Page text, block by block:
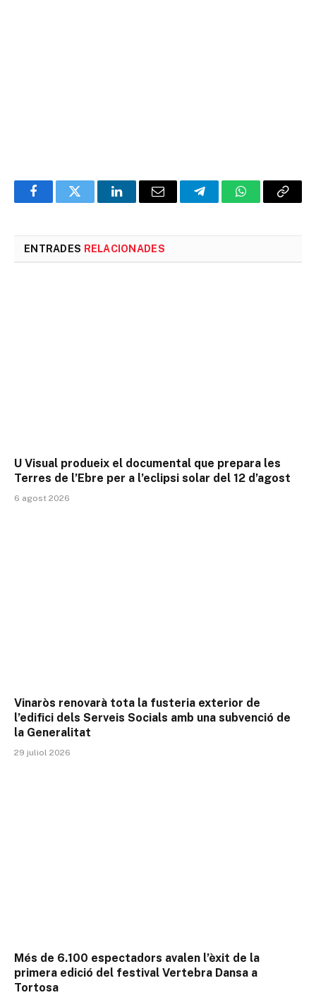
FacebookTwitter LinkedInEmail TelegramWhatsAppCopia
ENTRADES RELACIONADES
U Visual produeix el documental que prepara les
Terres de l’Ebre per a l’eclipsi solar del 12 d’agost
6 agost 2026
Vinaròs renovarà tota la fusteria exterior de
l’edifici dels Serveis Socials amb una subvenció de
la Generalitat
29 juliol 2026
Més de 6.100 espectadors avalen l’èxit de la
primera edició del festival Vertebra Dansa a
Tortosa